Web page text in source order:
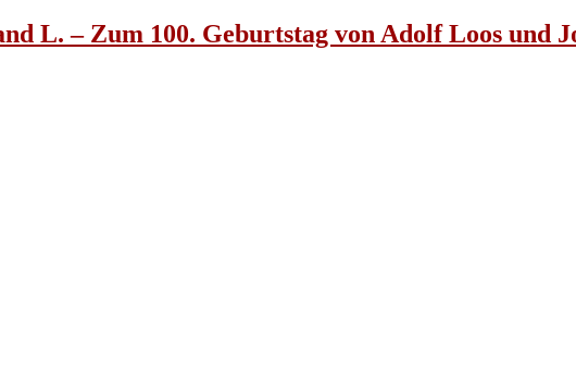
L. – Zum 100. Geburtstag von Adolf Loos und